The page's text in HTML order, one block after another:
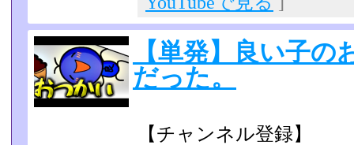
【単発】良い子
だった。
【チャンネル登録】